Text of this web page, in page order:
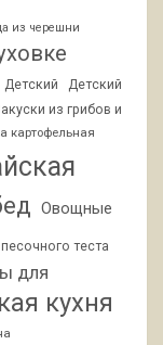
из черешни
Детский
Детский
из грибов и
картофельная
Овощные
теста
для
кухня